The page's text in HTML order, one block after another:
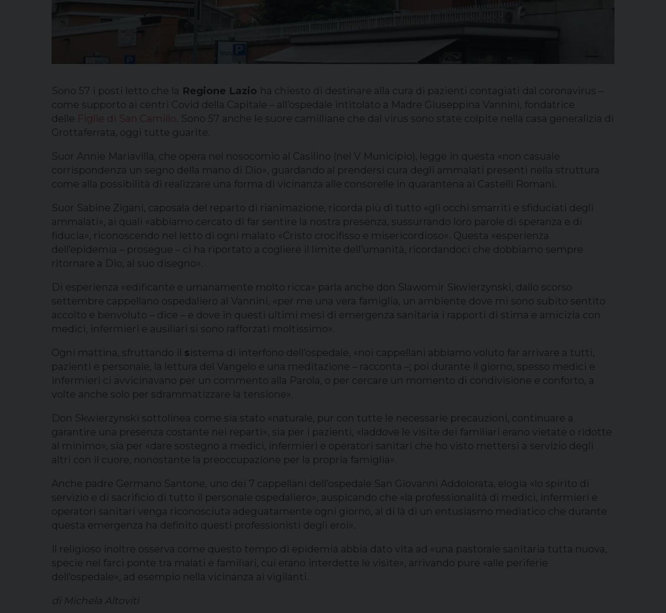
Sono 57 i posti letto che la Regione Lazio ha chiesto di destinare alla cura di pazienti contagiati dal coronavirus –
come supporto ai centri Covid della Capitale – all’ospedale intitolato a Madre Giuseppina Vannini, fondatrice
delle Figlie di San Camillo. Sono 57 anche le suore camilliane che dal virus sono state colpite nella casa generalizia di
Grottaferrata, oggi tutte guarite.
Suor Annie Mariavilla, che opera nel nosocomio al Casilino (nel V Municipio), legge in questa «non casuale
corrispondenza un segno della mano di Dio», guardando al prendersi cura degli ammalati presenti nella struttura
come alla possibilità di realizzare una forma di vicinanza alle consorelle in quarantena ai Castelli Romani.
Suor Sabine Zigani, caposala del reparto di rianimazione, ricorda più di tutto «gli occhi smarriti e sfiduciati degli
ammalati», ai quali «abbiamo cercato di far sentire la nostra presenza, sussurrando loro parole di speranza e di
fiducia», riconoscendo nel letto di ogni malato «Cristo crocifisso e misericordioso». Questa «esperienza
dell’epidemia – prosegue – ci ha riportato a cogliere il limite dell’umanità, ricordandoci che dobbiamo sempre
ritornare a Dio, al suo disegno».
Di esperienza «edificante e umanamente molto ricca» parla anche don Slawomir Skwierzynski, dallo scorso
settembre cappellano ospedaliero al Vannini, «per me una vera famiglia, un ambiente dove mi sono subito sentito
accolto e benvoluto – dice – e dove in questi ultimi mesi di emergenza sanitaria i rapporti di stima e amicizia con
medici, infermieri e ausiliari si sono rafforzati moltissimo».
Ogni mattina, sfruttando il sistema di interfono dell’ospedale, «noi cappellani abbiamo voluto far arrivare a tutti,
pazienti e personale, la lettura del Vangelo e una meditazione – racconta –; poi durante il giorno, spesso medici e
infermieri ci avvicinavano per un commento alla Parola, o per cercare un momento di condivisione e conforto, a
volte anche solo per sdrammatizzare la tensione».
Don Skwierzynski sottolinea come sia stato «naturale, pur con tutte le necessarie precauzioni, continuare a
garantire una presenza costante nei reparti», sia per i pazienti, «laddove le visite dei familiari erano vietate o ridotte
al minimo», sia per «dare sostegno a medici, infermieri e operatori sanitari che ho visto mettersi a servizio degli
altri con il cuore, nonostante la preoccupazione per la propria famiglia».
Anche padre Germano Santone, uno dei 7 cappellani dell’ospedale San Giovanni Addolorata, elogia «lo spirito di
servizio e di sacrificio di tutto il personale ospedaliero», auspicando che «la professionalità di medici, infermieri e
operatori sanitari venga riconosciuta adeguatamente ogni giorno, al di là di un entusiasmo mediatico che durante
questa emergenza ha definito questi professionisti degli eroi».
Il religioso inoltre osserva come questo tempo di epidemia abbia dato vita ad «una pastorale sanitaria tutta nuova,
specie nel farci ponte tra malati e familiari, cui erano interdette le visite», arrivando pure «alle periferie
dell’ospedale», ad esempio nella vicinanza ai vigilanti.
di Michela Altoviti